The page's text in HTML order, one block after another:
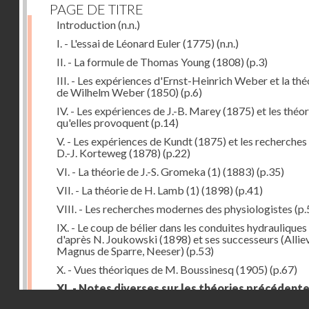
PAGE DE TITRE
Introduction(n.n.)
I. - L'essai de Léonard Euler (1775) (n.n.)
II. - La formule de Thomas Young (1808) (p.3)
III. - Les expériences d'Ernst-Heinrich Weber et la
de Wilhelm Weber (1850) (p.6)
IV. - Les expériences de J.-B. Marey (1875) et les
qu'elles provoquent(p.14)
V. - Les expériences de Kundt (1875) et les recherches
D.-J. Korteweg (1878) (p.22)
VI. - La théorie de J.-S. Gromeka (1) (1883) (p.35)
VII. - La théorie de H. Lamb (1) (1898) (p.41)
VIII. - Les recherches modernes des physiologistes
IX. - Le coup de bélier dans les conduites hydrauliques
d'après N. Joukowski (1898) et ses successeurs
Magnus de Sparre, Neeser) (p.53)
X. - Vues théoriques de M. Boussinesq (1905) (p.67)
XI. - Notes diverses sur les théories